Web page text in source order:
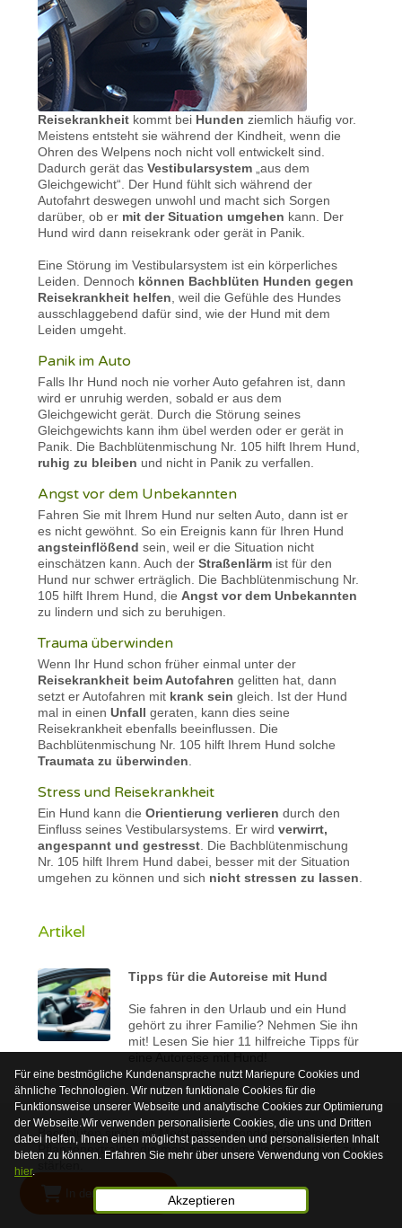
In den Warenkorb
Reisekrankheit kommt bei Hundenziemlich häufig vor.
Meistens entsteht sie während der Kindheit, wenn die
Ohren des Welpens noch nicht voll entwickelt sind.
Dadurch gerät dasVestibularsystem„aus dem
Gleichgewicht“. Der Hund fühlt sich während der
Autofahrt deswegen unwohl und macht sich Sorgen
darüber, ob er mit der Situation umgehen kann. Der
Hund wird dann reisekrank oder gerät in Panik.
Eine Störung im Vestibularsystem ist ein körperliches
Leiden. Dennoch können Bachblüten Hunden gegen
Reisekrankheit helfen, weil die Gefühle des Hundes
ausschlaggebend dafür sind, wie der Hund mit dem
Leiden umgeht.
Panik im Auto
Falls Ihr Hund noch nie vorher Auto gefahren ist, dann
wird er unruhig werden, sobald er aus dem
Gleichgewicht gerät. Durch die Störung seines
Gleichgewichts kann ihm übel werden oder er gerät in
Panik. Die Bachblütenmischung Nr. 105 hilft Ihrem Hund,
ruhig zu bleiben und nicht in Panik zu verfallen.
Angst vor dem Unbekannten
Fahren Sie mit Ihrem Hund nur selten Auto, dann ist er
es nicht gewöhnt. So ein Ereignis kann für Ihren Hund
angsteinflößendsein, weil er die Situation nicht
einschätzen kann. Auch derStraßenlärm ist für den
Hund nur schwer erträglich. Die Bachblütenmischung Nr.
105 hilft Ihrem Hund, dieAngst vor dem Unbekannten
zu lindern und sich zu beruhigen.
Trauma überwinden
Wenn Ihr Hund schon früher einmal unter der
Reisekrankheit beim Autofahren gelitten hat, dann
setzt er Autofahren mit krank sein gleich. Ist der Hund
mal in einenUnfall geraten, kann dies seine
Reisekrankheit ebenfalls beeinflussen. Die
Bachblütenmischung Nr. 105 hilft Ihrem Hund solche
Traumata zu überwinden.
Stress und Reisekrankheit
Ein Hund kann dieOrientierung verlieren durch den
Einfluss seines Vestibularsystems. Er wirdverwirrt,
angespannt und gestresst. Die Bachblütenmischung
Nr. 105 hilft Ihrem Hund dabei, besser mit der Situation
umgehen zu können und sich nicht stressen zu lassen.
Artikel
Tipps für die Autoreise mit Hund
Sie fahren in den Urlaub und ein Hund
gehört zu ihrer Familie? Nehmen Sie ihn
mit! Lesen Sie hier 11 hilfreiche Tipps für
Für eine bestmögliche Kundenansprache nutzt Mariepure Cookies und
ähnliche Technologien. Wir nutzen funktionale Cookies für die
Funktionsweise unserer Webseite und analytische Cookies zur Optimierung
der Webseite.Wir verwenden personalisierte Cookies, die uns und Dritten
dabei helfen, Ihnen einen möglichst passenden und personalisierten Inhalt
bieten zu können. Erfahren Sie mehr über unsere Verwendung von Cookies
hier.
Akzeptieren
Bachblüten sind kein Medikament sondern harmlose
Pflanzenextrakte, die man nimmt, um die Gesundheit zu
© 2026 Mariepure - WebdesignPubli4u